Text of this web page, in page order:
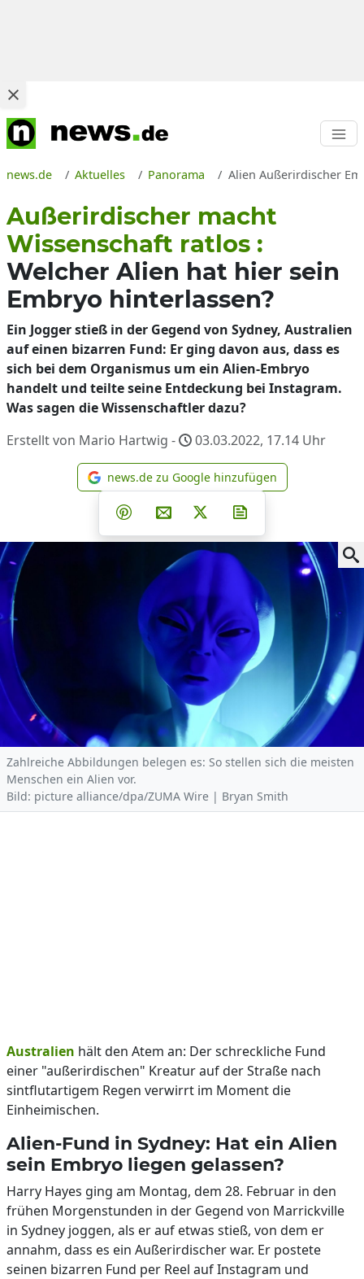
news.de Aktuelles Panorama Alien Außerirdischer
Außerirdischer macht
Wissenschaft ratlos :
Welcher Alien hat hier sein
Embryo hinterlassen?
Ein Jogger stieß in der Gegend von Sydney, Australien
auf einen bizarren Fund: Er ging davon aus, dass es
sich bei dem Organismus um ein Alien-Embryo
handelt und teilte seine Entdeckung bei Instagram.
Was sagen die Wissenschaftler dazu?
Erstellt von Mario Hartwig -
03.03.2022, 17.14 Uhr
news.de zu Google
news.de zu Google hinzufügen
Teilen auf Facebook
Teilen auf Whatsapp
Teilen auf Telegram
Teilen auf Pinterest
Per E-Mail teilen
Post auf X
Zahlreiche Abbildungen belegen es: So stellen sich die meisten
Menschen ein Alien vor.
Bild: picture alliance/dpa/ZUMA Wire | Bryan Smith
Australien hält den Atem an: Der schreckliche Fund
einer "außerirdischen" Kreatur auf der Straße nach
sintflutartigem Regen verwirrt im Moment die
Einheimischen.
Alien-Fund in Sydney: Hat ein Alien
sein Embryo liegen gelassen?
Harry Hayes ging am Montag, dem 28. Februar in den
frühen Morgenstunden in der Gegend von Marrickville
in Sydney joggen, als er auf etwas stieß, von dem er
annahm, dass es ein Außerirdischer war. Er postete
seinen bizarren Fund per Reel auf Instagram und